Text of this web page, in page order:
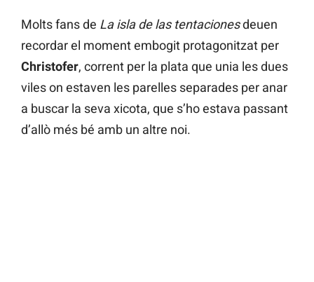
Molts fans de La isla de las tentacionesdeuen
recordar el moment embogit protagonitzat per
Christofer, corrent per la plata que unia les dues
viles on estaven les parelles separades per anar
a buscar la seva xicota, que s’ho estava passant
d’allò més bé amb un altre noi.